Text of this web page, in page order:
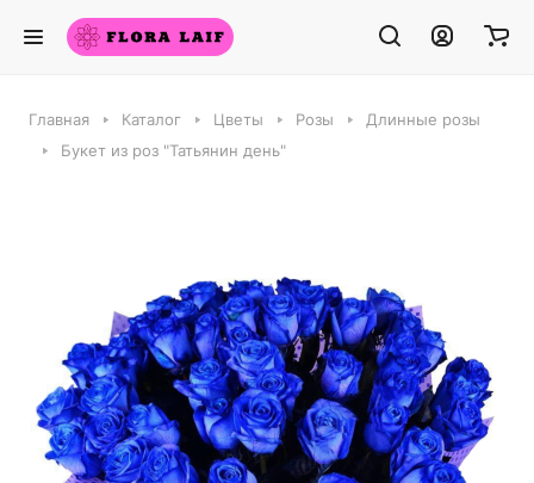
Главная Каталог Цветы Розы
Длинные розы
Букет из роз "Татьянин день"